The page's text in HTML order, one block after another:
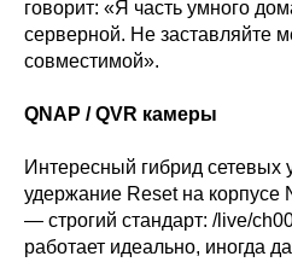
говорит: «Я часть умного
серверной. Не заставляйте
совместимой».
QNAP / QVR камеры
Интересный гибрид сетевых
удержание Reset на
— строгий стандарт: /live/
работает идеально, иногда